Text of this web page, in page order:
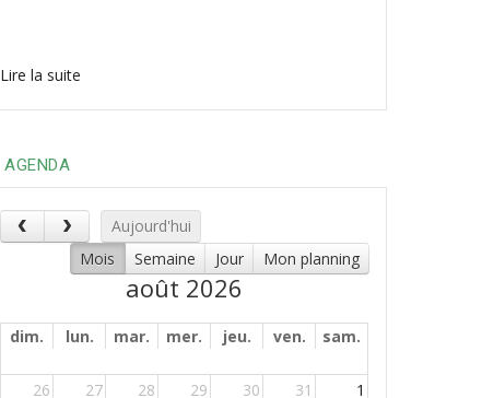
Lire la suite
AGENDA
Aujourd'hui
Mois
Semaine Jour Mon planning
août 2026
dim. lun. mar. mer. jeu. ven. sam.
26 27 28 29 30 31 1